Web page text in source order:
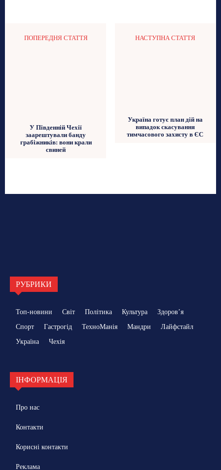
ПОПЕРЕДНЯ СТАТТЯ
У Південній Чехії
заарештували банду
грабіжників: вони крали
свиней
НАСТУПНА СТАТТЯ
Україна готує план дій на
випадок скасування
тимчасового захисту в ЄС
РУБРИКИ
Топ-новини Світ Політика Культура
Здоровʼя
Спорт
Гастрогід ТехноМанія Мандри
Лайфстайл
Україна
Чехія
ІНФОРМАЦІЯ
Про нас
Контакти
Корисні контакти
Реклама